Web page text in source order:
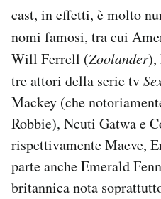
cast, in effetti, è molto
nomi famosi, tra cui
Will Ferrell (Zoolander),
tre attori della serie tv
Mackey (che
Robbie), Ncuti Gatwa e
rispettivamente Maeve,
parte anche Emerald
britannica nota